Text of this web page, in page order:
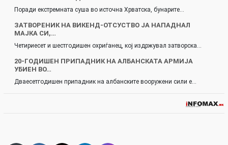
Поради екстремната суша во источна Хрватска, бунарите…
ЗАТВОРЕНИК НА ВИКЕНД-ОТСУСТВО ЈА НАПАДНАЛ
МАЈКА СИ,…
Четириесет и шестгодишен охриѓанец, кој издржувал затворска…
20-ГОДИШЕН ПРИПАДНИК НА АЛБАНСКАТА АРМИЈА
УБИЕН ВО…
Дваесетгодишен припадник на албанските вооружени сили е…